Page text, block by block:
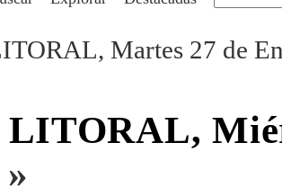
Martes 27 de
»